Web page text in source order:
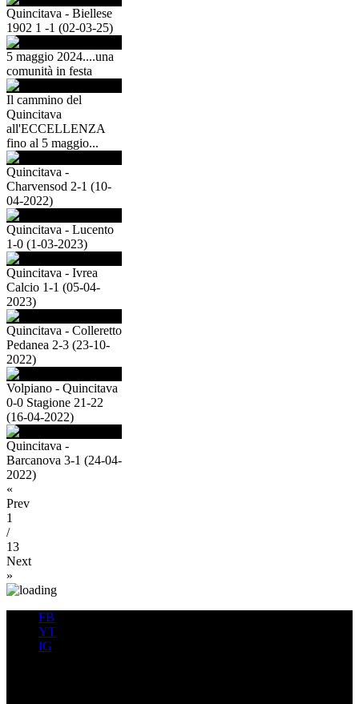
Quincitava - Biellese
1902 1 -1 (02-03-25)
5 maggio 2024....una
comunità in festa
Il cammino del
Quincitava
all'ECCELLENZA
fino al 5 maggio...
Quincitava -
Charvensod 2-1 (10-
04-2022)
Quincitava - Lucento
1-0 (1-03-2023)
Quincitava - Ivrea
Calcio 1-1 (05-04-
2023)
Quincitava - Colleretto
Pedanea 2-3 (23-10-
2022)
Volpiano - Quincitava
0-0 Stagione 21-22
(16-04-2022)
Quincitava -
Barcanova 3-1 (24-04-
2022)
«
Prev
1
/
13
Next
»
FB
YT
IG